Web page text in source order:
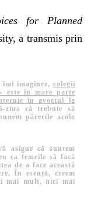
for Planned
a transmis prin
imaginez, colegii
este în mare parte
în avortul la
ziua că trebuie să
părerile acolo
asigur că suntem
ca femeile să facă
de a face această
În esență, cerem
mai mult, nici mai